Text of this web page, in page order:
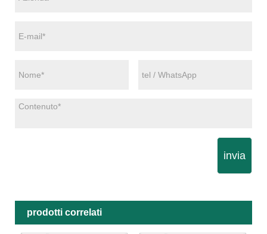
invia
prodotti correlati